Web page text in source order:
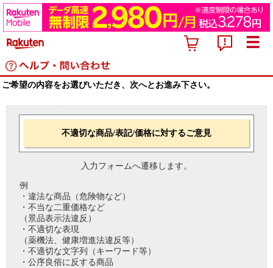
ご希望の内容をお選びいただき、次へとお進み下さい。
不適切な商品/表記/価格に対するご意見
入力フォームへ遷移します。
例
・違法な商品（危険物など）
・不当な二重価格など
（景品表示法違反）
・不適切な表現
（薬機法、健康増進法違反等）
・不適切な文字列（キーワード等）
・公序良俗に反する商品